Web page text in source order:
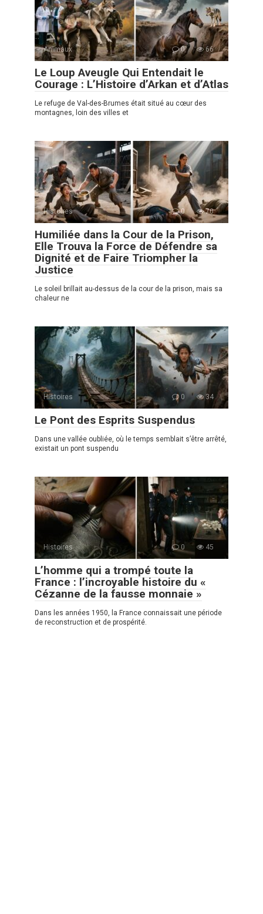
Animaux 0 66
Le Loup Aveugle Qui Entendait le
Courage : L’Histoire d’Arkan et d’Atlas
Le refuge de Val-des-Brumes était situé au cœur des
montagnes, loin des villes et
Histoires 0 70
Humiliée dans la Cour de la Prison,
Elle Trouva la Force de Défendre sa
Dignité et de Faire Triompher la
Justice
Le soleil brillait au-dessus de la cour de la prison, mais sa
chaleur ne
Histoires 0 34
Le Pont des Esprits Suspendus
Dans une vallée oubliée, où le temps semblait s’être arrêté,
existait un pont suspendu
Histoires 0 45
L’homme qui a trompé toute la
France : l’incroyable histoire du «
Cézanne de la fausse monnaie »
Dans les années 1950, la France connaissait une période
de reconstruction et de prospérité.